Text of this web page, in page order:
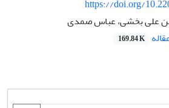
https://doi.org/
علی بخشی، عباس صمدی
169.84 K